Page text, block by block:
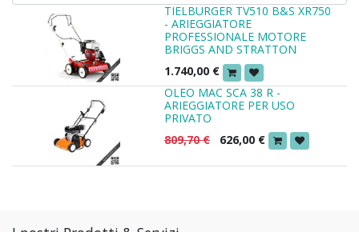
TIELBURGER TV510 B&S XR750
- ARIEGGIATORE
PROFESSIONALE MOTORE
BRIGGS AND STRATTON
1.740,00 €
OLEO MAC SCA 38 R -
ARIEGGIATORE PER USO
PRIVATO
809,70€ 626,00 €